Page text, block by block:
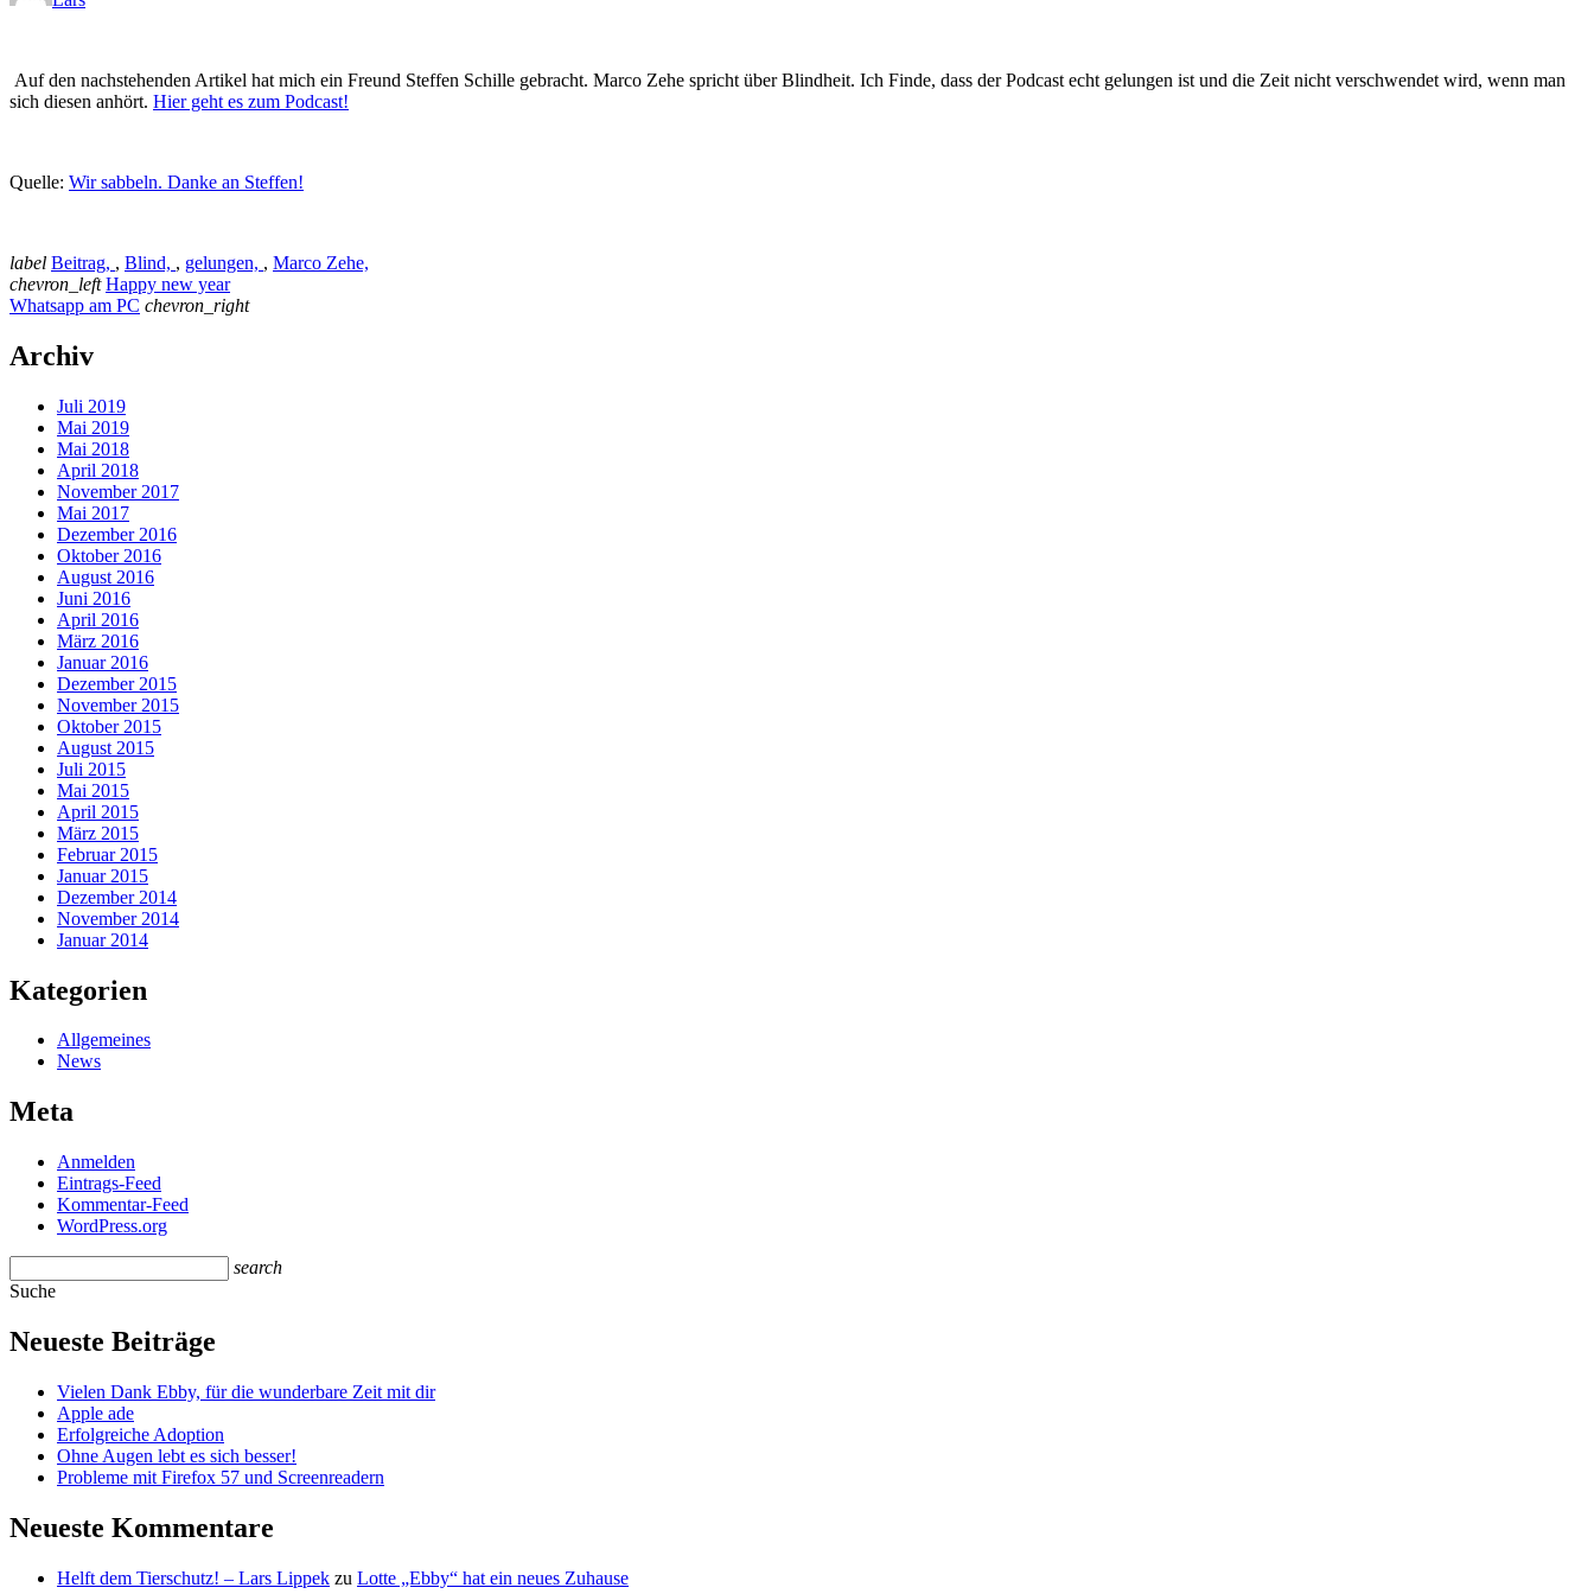
Auf den nachstehenden Artikel hat mich ein Freund Steffen Schille gebracht. Marco Zehe spricht über Blindheit. Ich Finde, dass der Podcast echt gelungen ist und die Zeit nicht verschwendet wird, wenn man
sich diesen anhört. Hier geht es zum Podcast!
Quelle: Wir sabbeln. Danke an Steffen!
label Beitrag, , Blind, , gelungen, , Marco Zehe,
chevron_left Happy new year
Whatsapp am PC chevron_right
Archiv
Juli 2019
Mai 2019
Mai 2018
April 2018
November 2017
Mai 2017
Dezember 2016
Oktober 2016
August 2016
Juni 2016
April 2016
März 2016
Januar 2016
Dezember 2015
November 2015
Oktober 2015
August 2015
Juli 2015
Mai 2015
April 2015
März 2015
Februar 2015
Januar 2015
Dezember 2014
November 2014
Januar 2014
Kategorien
Allgemeines
News
Meta
Anmelden
Eintrags-Feed
Kommentar-Feed
WordPress.org
search
Suche
Neueste Beiträge
Vielen Dank Ebby, für die wunderbare Zeit mit dir
Apple ade
Erfolgreiche Adoption
Ohne Augen lebt es sich besser!
Probleme mit Firefox 57 und Screenreadern
Neueste Kommentare
Helft dem Tierschutz! – Lars Lippek zu Lotte „Ebby“ hat ein neues Zuhause